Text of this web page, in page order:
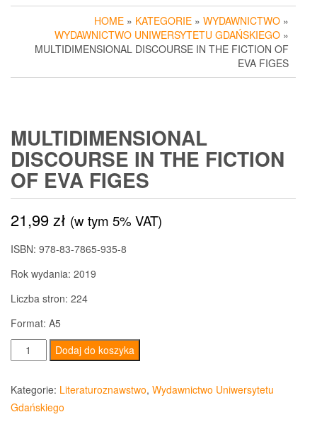
HOME » KATEGORIE » WYDAWNICTWO »
WYDAWNICTWO UNIWERSYTETU GDAŃSKIEGO »
MULTIDIMENSIONAL DISCOURSE IN THE FICTION OF
EVA FIGES
MULTIDIMENSIONAL
DISCOURSE IN THE FICTION
OF EVA FIGES
21,99zł (w tym 5% VAT)
ISBN: 978-83-7865-935-8
Rok wydania: 2019
Liczba stron: 224
Format: A5
ilość
Multidimensional
discourse
in
Dodaj do koszyka
Kategorie: Literaturoznawstwo, Wydawnictwo Uniwersytetu
Gdańskiego